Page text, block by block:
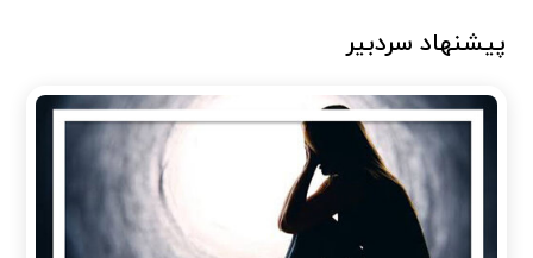
پیشنهاد سردبیر